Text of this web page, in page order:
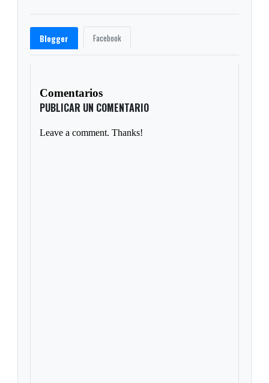
Blogger Facebook
Comentarios
PUBLICAR UN COMENTARIO
Leave a comment. Thanks!